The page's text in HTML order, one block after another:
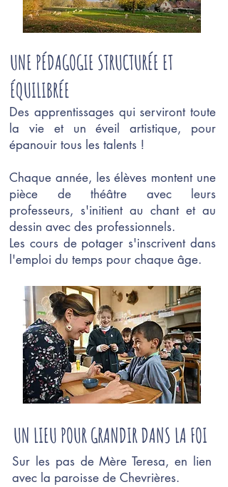
UNE PÉDAGOGIE STRUCTURÉE ET
ÉQUILIBRÉE
Des apprentissages qui serviront toute
la vie et un éveil artistique, pour
épanouir tous les talents !
Chaque année, les élèves montent une
pièce de théâtre avec leurs
professeurs, s'initient au chant et au
dessin avec des professionnels.
Les cours de potager s'inscrivent dans
l'emploi du temps pour chaque âge.
UN LIEU POUR GRANDIR DANS LA FOI
Sur les pas de Mère Teresa, en lien
avec la paroisse de Chevrières.